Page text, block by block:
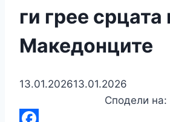
ги грее срцата
Македонците
13.01.202613.01.2026
Сподели на: